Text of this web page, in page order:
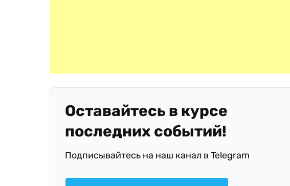
Оставайтесь в курсе
последних событий!
Подписывайтесь на наш канал в Telegram